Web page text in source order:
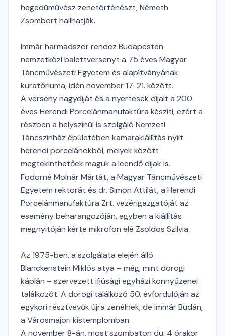
hegedűművész zenetörténészt, Németh
Zsombort hallhatják.
Immár harmadszor rendez Budapesten
nemzetközi balettversenyt a 75 éves Magyar
Táncművészeti Egyetem és alapítványának
kuratóriuma, idén november 17-21. között.
A verseny nagydíját és a nyertesek díjait a 200
éves Herendi Porcelánmanufaktúra készíti, ezért a
részben a helyszínül is szolgáló Nemzeti
Táncszínház épületében kamarakiállítás nyílt
herendi porcelánokból, melyek között
megtekinthetőek maguk a leendő díjak is.
Fodorné Molnár Mártát, a Magyar Táncművészeti
Egyetem rektorát és dr. Simon Attilát, a Herendi
Porcelánmanufaktúra Zrt. vezérigazgatóját az
esemény beharangozóján, egyben a kiállítás
megnyitóján kérte mikrofon elé Zsoldos Szilvia.
Az 1975-ben, a szolgálata elején álló
Blanckenstein Miklós atya – még, mint dorogi
káplán – szervezett ifjúsági egyházi könnyűzenei
találkozót. A dorogi találkozó 50. évfordulóján az
egykori résztvevők újra zenélnek, de immár Budán,
a Városmajori kistemplomban.
A november 8-án, most szombaton du. 4 órakor